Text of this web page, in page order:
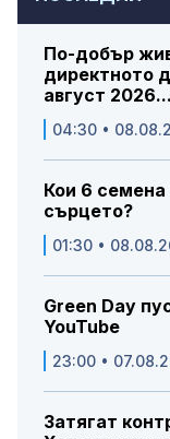
По-добър
директното
август 2026...
04:30 •
Кои 6
сърцето?
01:30 •
Green Day
YouTube
23:00 •
Затягат